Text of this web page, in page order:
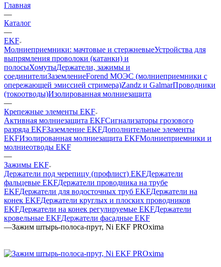
Главная
—
Каталог
—
EKF
Молниеприемники: мачтовые и стержневыеУстройства для
выпрямления проволоки (катанки) и
полосыХомутыДержатели, зажимы и
соединителиЗаземлениеForend МОЭС (молниеприемники с
опережающей эмиссией стримера)Zandz и GalmarПроводники
(токоотводы)Изолированная молниезащита
—
Крепежные элементы EKF
Активная молниезащита EKFСигнализаторы грозового
разряда EKFЗаземление EKFДополнительные элементы
EKFИзолированная молниезащита EKFМолниеприемники и
молниеотводы EKF
—
Зажимы EKF
Держатели под черепицу (профлист) EKFДержатели
фальцевые EKFДержатели проводника на трубе
EKFДержатели для водосточных труб EKFДержатели на
конек EKFДержатели круглых и плоских проводников
EKFДержатели на конек регулируемые EKFДержатели
кровельные EKFДержатели фасадные EKF
—Зажим штырь-полоса-прут, Ni EKF PROxima